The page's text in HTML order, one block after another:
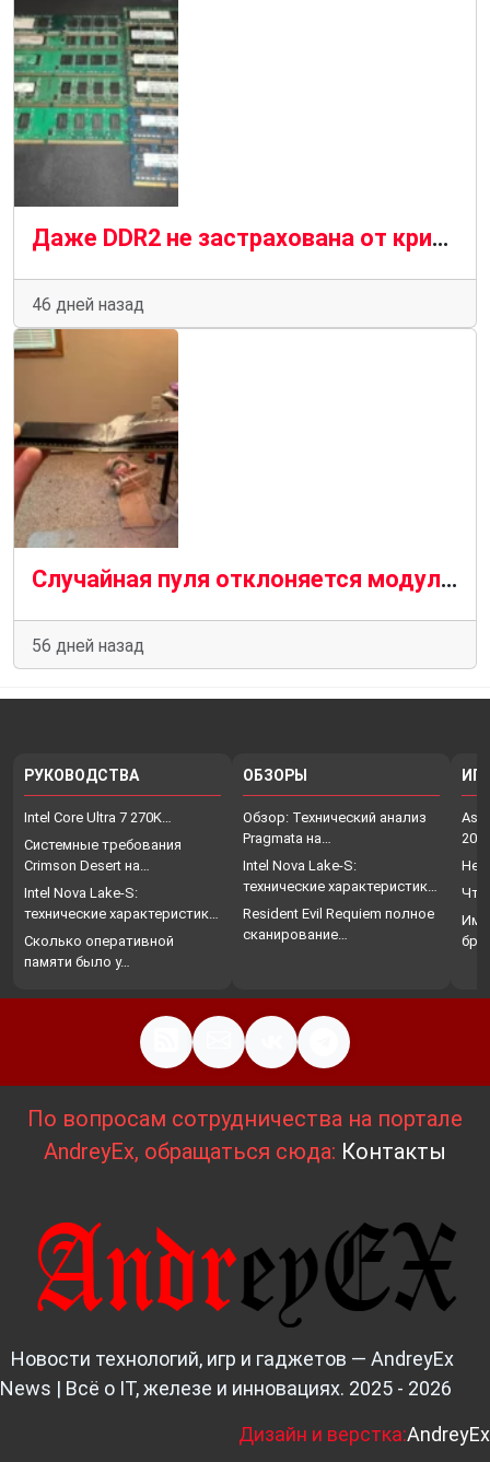
Даже DDR2 не застрахована от кризиса на рынке оперативной памяти, поскольку цены на устаревшие модули стремительно растут
46 дней назад
Случайная пуля отклоняется модулем памяти G.Skill, спасая жизнь владельцу компьютера
56 дней назад
РУКОВОДСТВА
Intel Core Ultra 7 270K…
Системные требования
Crimson Desert на…
Intel Nova Lake-S:
технические характеристики,
…
Сколько оперативной
памяти было у…
ОБЗОРЫ
Обзор: Технический анализ
Pragmata на…
Intel Nova Lake-S:
технические характеристики,
…
Resident Evil Requiem полное
сканирование…
Что
По вопросам сотрудничества на портале
AndreyEx, обращаться сюда: Контакты
Новости технологий, игр и гаджетов — AndreyEx
News | Всё о IT, железе и инновациях. 2025 - 2026
Дизайн и верстка:AndreyEx